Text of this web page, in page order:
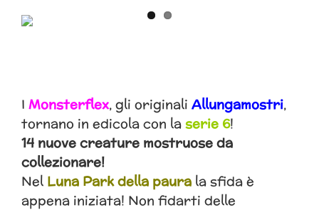
I Monsterflex, gli originali Allungamostri,
tornano in edicola con la serie 6!
14 nuove creature mostruose da
collezionare!
Nel Luna Park della paurala sfida è
appena iniziata! Non fidarti delle